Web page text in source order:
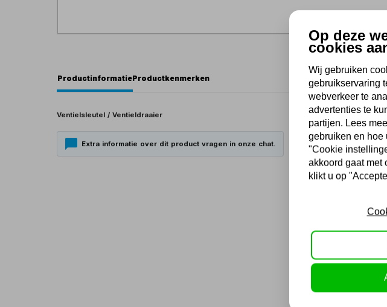
ProductinformatieProductkenmerken
Ventielsleutel / Ventieldraaier
Extra informatie over dit product vragen in onze chat.
Op deze
cookies
Wij gebruiken
gebruikservaring
webverkeer te
advertenties te
partijen. Lees
gebruiken en hoe
"Cookie
akkoord gaat met
klikt u op